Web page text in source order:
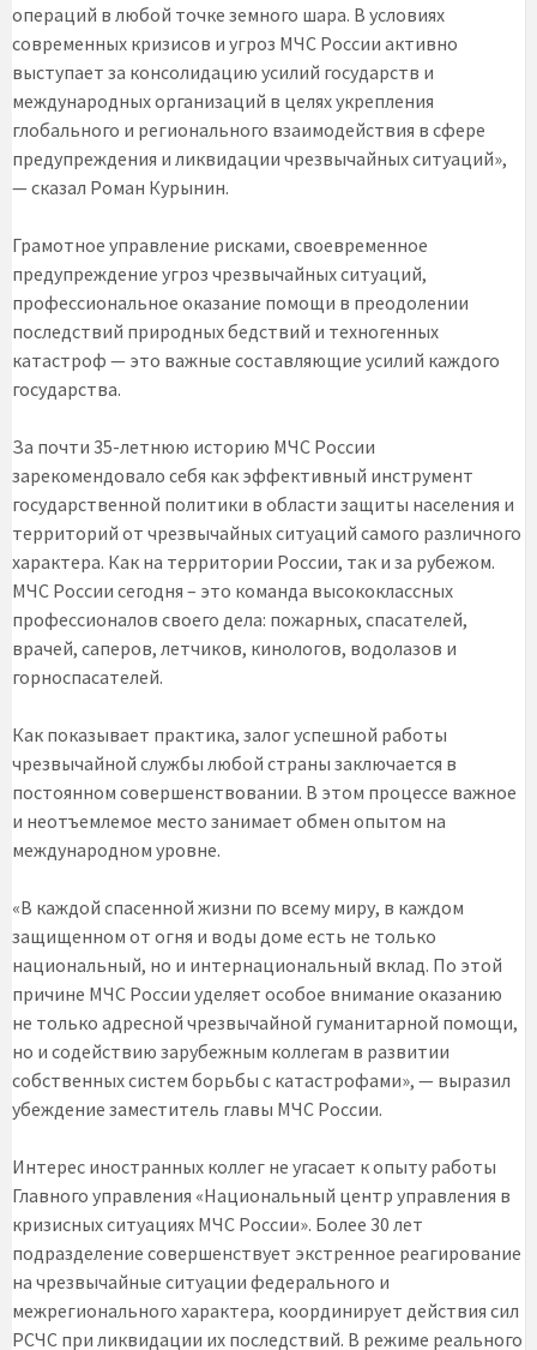
операций в любой точке земного шара. В условиях
современных кризисов и угроз МЧС России активно
выступает за консолидацию усилий государств и
международных организаций в целях укрепления
глобального и регионального взаимодействия в сфере
предупреждения и ликвидации чрезвычайных ситуаций»,
— сказал Роман Курынин.
Грамотное управление рисками, своевременное
предупреждение угроз чрезвычайных ситуаций,
профессиональное оказание помощи в преодолении
последствий природных бедствий и техногенных
катастроф — это важные составляющие усилий каждого
государства.
За почти 35-летнюю историю МЧС России
зарекомендовало себя как эффективный инструмент
государственной политики в области защиты населения и
территорий от чрезвычайных ситуаций самого различного
характера. Как на территории России, так и за рубежом.
МЧС России сегодня – это команда высококлассных
профессионалов своего дела: пожарных, спасателей,
врачей, саперов, летчиков, кинологов, водолазов и
горноспасателей.
Как показывает практика, залог успешной работы
чрезвычайной службы любой страны заключается в
постоянном совершенствовании. В этом процессе важное
и неотъемлемое место занимает обмен опытом на
международном уровне.
«В каждой спасенной жизни по всему миру, в каждом
защищенном от огня и воды доме есть не только
национальный, но и интернациональный вклад. По этой
причине МЧС России уделяет особое внимание оказанию
не только адресной чрезвычайной гуманитарной помощи,
но и содействию зарубежным коллегам в развитии
собственных систем борьбы с катастрофами», — выразил
убеждение заместитель главы МЧС России.
Интерес иностранных коллег не угасает к опыту работы
Главного управления «Национальный центр управления в
кризисных ситуациях МЧС России». Более 30 лет
подразделение совершенствует экстренное реагирование
на чрезвычайные ситуации федерального и
межрегионального характера, координирует действия сил
РСЧС при ликвидации их последствий. В режиме реального